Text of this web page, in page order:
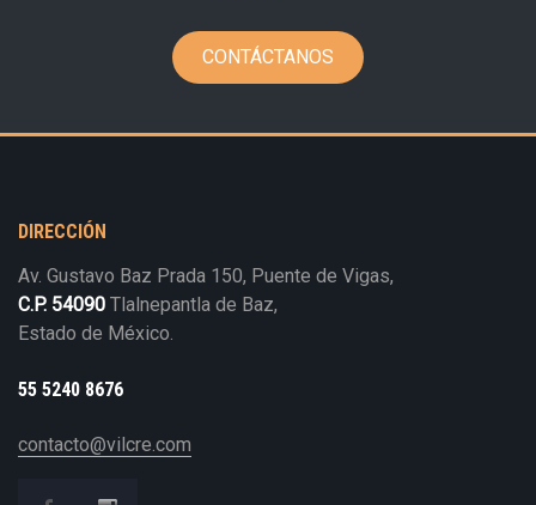
CONTÁCTANOS
DIRECCIÓN
Av. Gustavo Baz Prada 150, Puente de Vigas,
C.P. 54090 Tlalnepantla de Baz,
Estado de México.
55 5240 8676
contacto@vilcre.com